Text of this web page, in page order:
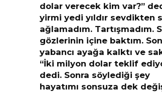
dolar verecek kim var?”
yirmi yedi yıldır sevdikten
ağlamadım. Tartışmadım.
gözlerinin içine baktım.
yabancı ayağa kalktı ve
“İki milyon dolar teklif
dedi. Sonra söylediği şey
hayatımı sonsuza dek